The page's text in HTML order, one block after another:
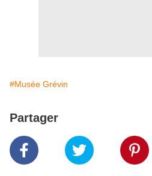
#Musée Grévin
Partager